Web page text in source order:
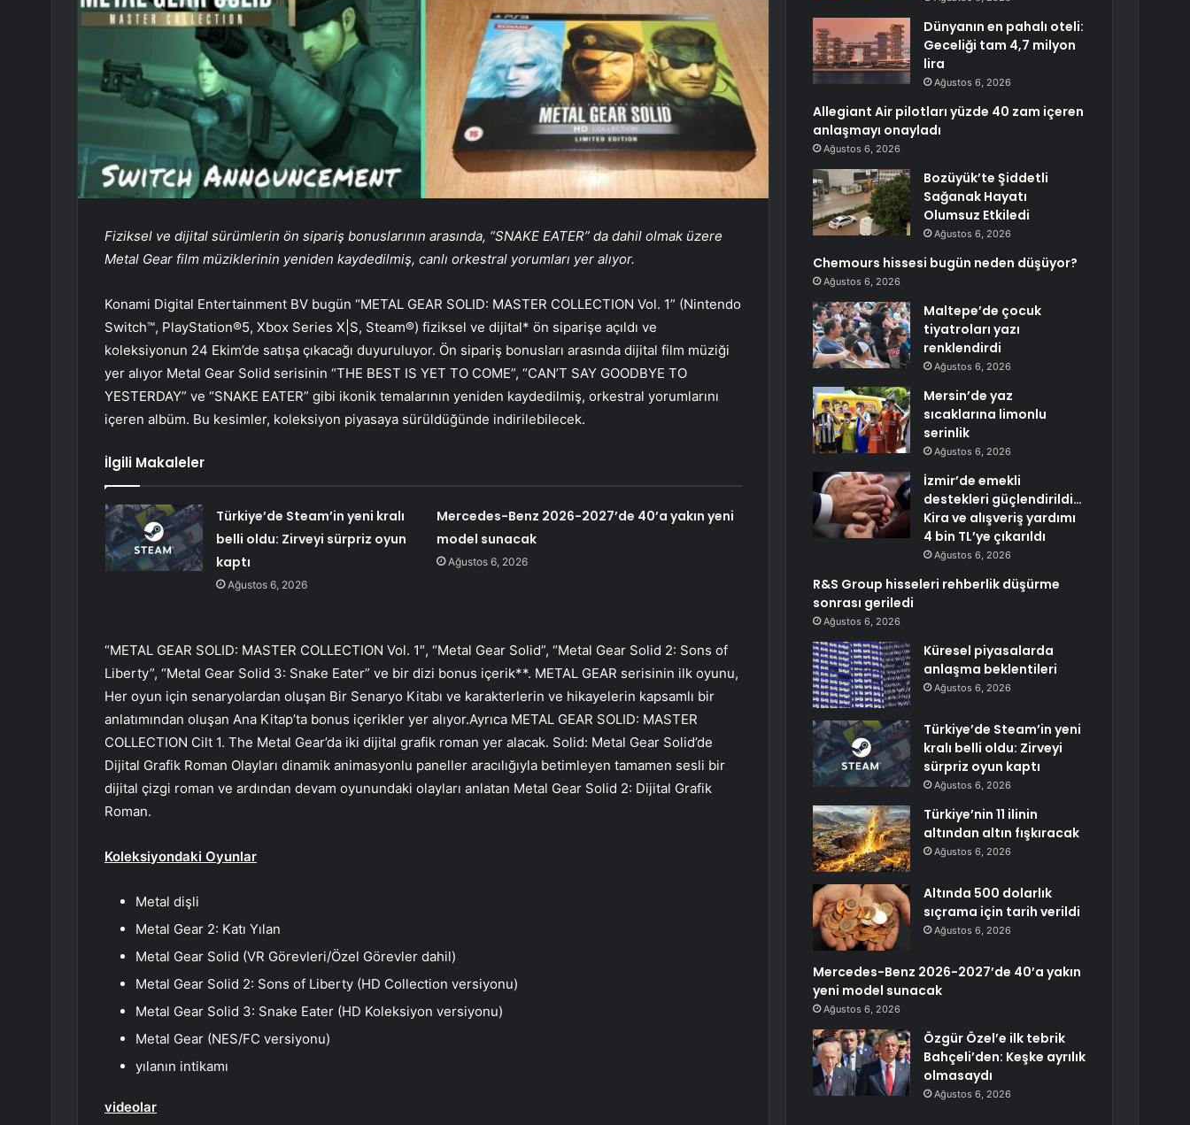
Fiziksel ve dijital sürümlerin ön sipariş bonuslarının arasında, “SNAKE EATER” da dahil olmak üzere
Metal Gear film müziklerinin yeniden kaydedilmiş, canlı orkestral yorumları yer alıyor.
Konami Digital Entertainment BV bugün “METAL GEAR SOLID: MASTER COLLECTION Vol. 1” (Nintendo
Switch™, PlayStation®5, Xbox Series X|S, Steam®) fiziksel ve dijital* ön siparişe açıldı ve
koleksiyonun 24 Ekim’de satışa çıkacağı duyuruluyor. Ön sipariş bonusları arasında dijital film müziği
yer alıyor Metal Gear Solid serisinin “THE BEST IS YET TO COME”, “CAN’T SAY GOODBYE TO
YESTERDAY” ve “SNAKE EATER” gibi ikonik temalarının yeniden kaydedilmiş, orkestral yorumlarını
içeren albüm. Bu kesimler, koleksiyon piyasaya sürüldüğünde indirilebilecek.
İlgili Makaleler
Türkiye’de Steam’in yeni kralı
belli oldu: Zirveyi sürpriz oyun
kaptı
Ağustos 6, 2026
Mercedes-Benz 2026-2027’de 40’a yakın yeni
model sunacak
Ağustos 6, 2026
“METAL GEAR SOLID: MASTER COLLECTION Vol. 1″, “Metal Gear Solid”, “Metal Gear Solid 2: Sons of
Liberty”, “Metal Gear Solid 3: Snake Eater” ve bir dizi bonus içerik**. METAL GEAR serisinin ilk oyunu,
Her oyun için senaryolardan oluşan Bir Senaryo Kitabı ve karakterlerin ve hikayelerin kapsamlı bir
anlatımından oluşan Ana Kitap’ta bonus içerikler yer alıyor.Ayrıca METAL GEAR SOLID: MASTER
COLLECTION Cilt 1. The Metal Gear’da iki dijital grafik roman yer alacak. Solid: Metal Gear Solid’de
Dijital Grafik Roman Olayları dinamik animasyonlu paneller aracılığıyla betimleyen tamamen sesli bir
dijital çizgi roman ve ardından devam oyunundaki olayları anlatan Metal Gear Solid 2: Dijital Grafik
Roman.
Koleksiyondaki Oyunlar
Metal dişli
Metal Gear 2: Katı Yılan
Metal Gear Solid (VR Görevleri/Özel Görevler dahil)
Metal Gear Solid 2: Sons of Liberty (HD Collection versiyonu)
Metal Gear Solid 3: Snake Eater (HD Koleksiyon versiyonu)
Metal Gear (NES/FC versiyonu)
yılanın intikamı
videolar
Dünyanın en pahalı oteli:
Geceliği tam 4,7 milyon
lira
Ağustos 6, 2026
Allegiant Air pilotları yüzde 40 zam içeren
anlaşmayı onayladı
Ağustos 6, 2026
Bozüyük’te Şiddetli
Sağanak Hayatı
Olumsuz Etkiledi
Ağustos 6, 2026
Chemours hissesi bugün neden düşüyor?
Ağustos 6, 2026
Maltepe’de çocuk
tiyatroları yazı
renklendirdi
Ağustos 6, 2026
Mersin’de yaz
sıcaklarına limonlu
serinlik
Ağustos 6, 2026
İzmir’de emekli
destekleri güçlendirildi…
Kira ve alışveriş yardımı
4 bin TL’ye çıkarıldı
Ağustos 6, 2026
R&S Group hisseleri rehberlik düşürme
sonrası geriledi
Ağustos 6, 2026
Küresel piyasalarda
anlaşma beklentileri
Ağustos 6, 2026
Türkiye’de Steam’in yeni
kralı belli oldu: Zirveyi
sürpriz oyun kaptı
Ağustos 6, 2026
Türkiye’nin 11 ilinin
altından altın fışkıracak
Ağustos 6, 2026
Altında 500 dolarlık
sıçrama için tarih verildi
Ağustos 6, 2026
Mercedes-Benz 2026-2027’de 40’a yakın
yeni model sunacak
Ağustos 6, 2026
Özgür Özel’e ilk tebrik
Bahçeli’den: Keşke ayrılık
olmasaydı
Ağustos 6, 2026